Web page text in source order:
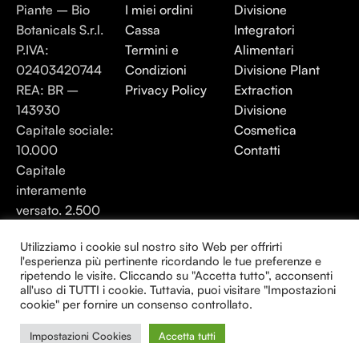
Piante – Bio
Botanicals S.r.l.
P.IVA:
02403420744
REA: BR –
143930
Capitale sociale:
10.000
Capitale
interamente
versato. 2.500
I miei ordini
Cassa
Termini e
Condizioni
Privacy Policy
Divisione
Integratori
Alimentari
Divisione Plant
Extraction
Divisione
Cosmetica
Contatti
Energia elle Piante 2025 - Tutti i diritti
riservati.
Creato da Consulenza24H
Utilizziamo i cookie sul nostro sito Web per offrirti
l'esperienza più pertinente ricordando le tue preferenze e
ripetendo le visite. Cliccando su "Accetta tutto", acconsenti
all'uso di TUTTI i cookie. Tuttavia, puoi visitare "Impostazioni
cookie" per fornire un consenso controllato.
Impostazioni Cookies Accetta tutti
0